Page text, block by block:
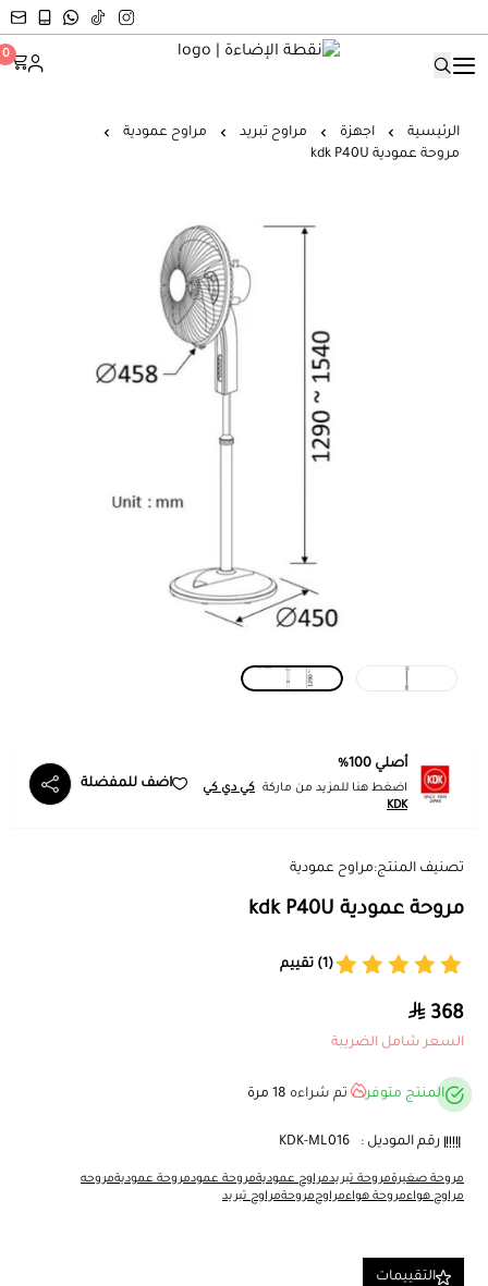
نقطة الإضاءة 0
الرئيسية اجهزة مراوح تبريد
مراوح عمودية
مروحة عمودية kdk P40U
أصلي 100%
اضغط هنا للمزيد من ماركة كي دي كي
KDK
اضف للمفضلة
تصنيف المنتج:مراوح عمودية
مروحة عمودية kdk P40U
(1) تقييم
368
السعر شامل الضريبة
المنتج متوفر تم شراءه 18 مرة
رقم الموديل : KDK-ML016
مروحة صغيرةمروحة تبريدمراوح عموديةمروحة عمودمروحة عموديةمروحه
مراوح هواءمروحة هواءمراوحمروحةمراوح تبريد
التقييمات